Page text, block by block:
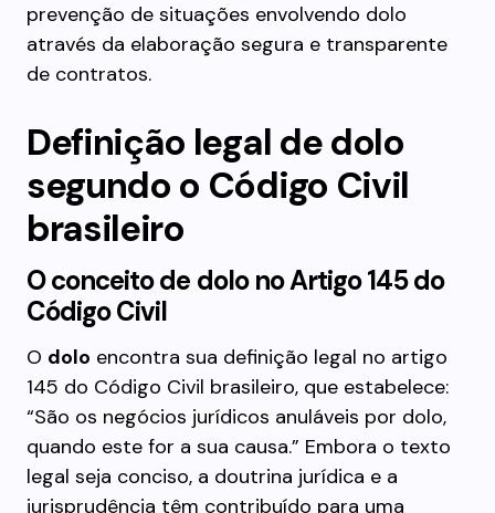
prevenção de situações envolvendo dolo
através da elaboração segura e transparente
de contratos.
Definição legal de dolo
segundo o Código Civil
brasileiro
O conceito de dolo no Artigo 145 do
Código Civil
O dolo encontra sua definição legal no artigo
145 do Código Civil brasileiro, que estabelece:
“São os negócios jurídicos anuláveis por dolo,
quando este for a sua causa.” Embora o texto
legal seja conciso, a doutrina jurídica e a
jurisprudência têm contribuído para uma